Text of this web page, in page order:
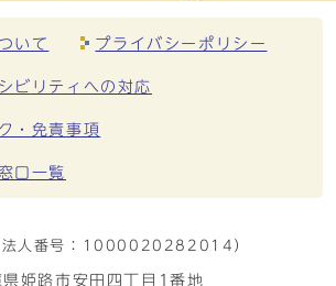
いて プライバシーポリシー
ビリティへの対応
・免責事項
口一覧
法人番号： 1000020282014）
姫路市安田四丁目1番地